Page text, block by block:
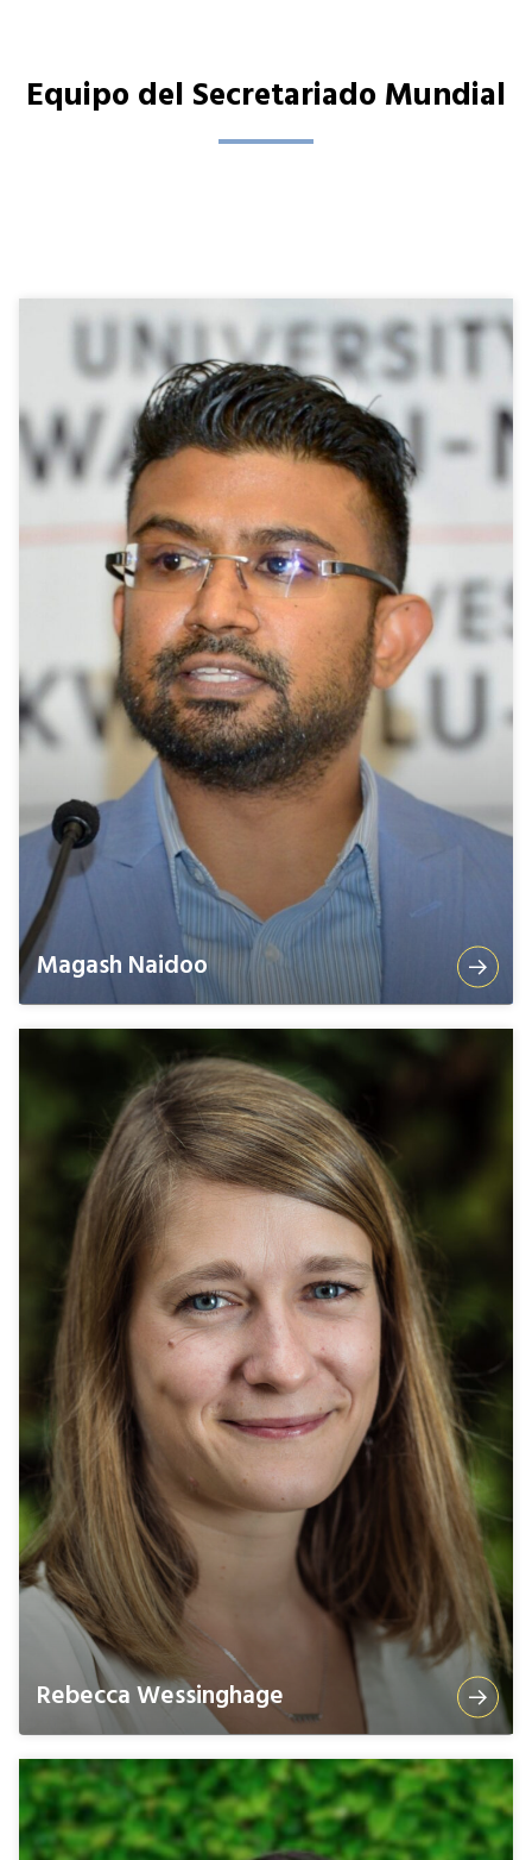
Equipo del Secretariado Mundial
Magash Naidoo
Rebecca Wessinghage